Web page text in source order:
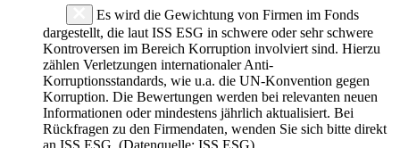
Es wird die Gewichtung von Firmen im Fonds
dargestellt, die laut ISS ESG in schwere oder sehr schwere
Kontroversen im Bereich Korruption involviert sind. Hierzu
zählen Verletzungen internationaler Anti-
Korruptionsstandards, wie u.a. die UN-Konvention gegen
Korruption. Die Bewertungen werden bei relevanten neuen
Informationen oder mindestens jährlich aktualisiert. Bei
Rückfragen zu den Firmendaten, wenden Sie sich bitte direkt
an ISS ESG. (Datenquelle: ISS ESG)